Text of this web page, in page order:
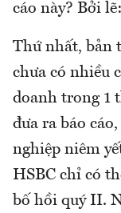
cáo này? Bởi lẽ:
Thứ nhất, bản
chưa có nhiều
doanh trong 1
đưa ra báo
nghiệp niêm
HSBC chỉ có
bố hồi quý II.